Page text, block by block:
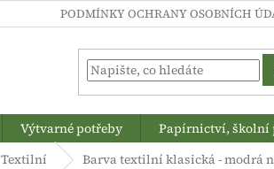
PODMÍNKY OCHRANY OSOBNÍCH
Výtvarné potřeby Papírnictví, školní
Textilní Barva textilní klasická - modrá